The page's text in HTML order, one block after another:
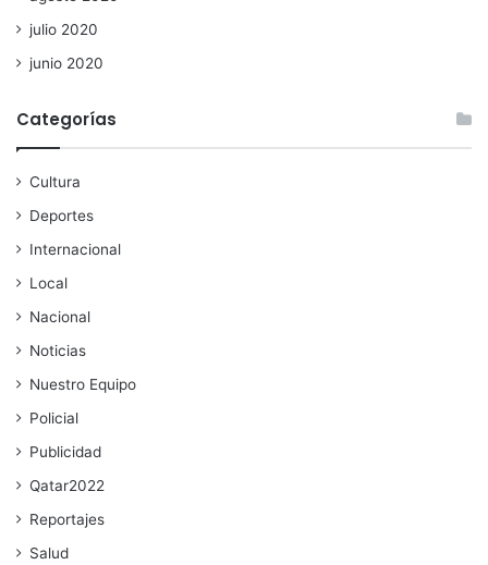
julio 2020
junio 2020
Categorías
Cultura
Deportes
Internacional
Local
Nacional
Noticias
Nuestro Equipo
Policial
Publicidad
Qatar2022
Reportajes
Salud